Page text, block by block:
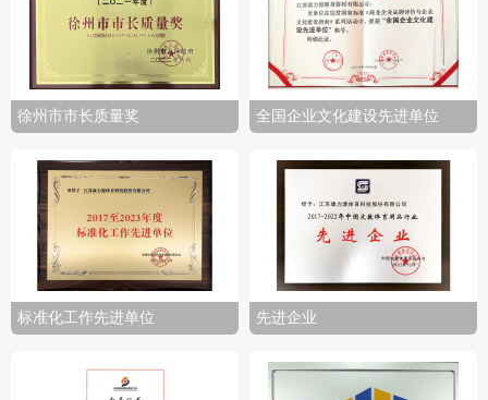
徐州市市长质量奖 全国企业文化建设先进单位
标准化工作先进单位 先进企业